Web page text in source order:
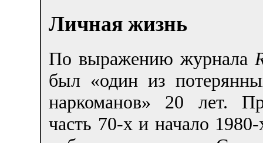
Личная жизнь
По выражению журнала
был «один из
наркоманов» 20 лет.
часть 70-х и начало